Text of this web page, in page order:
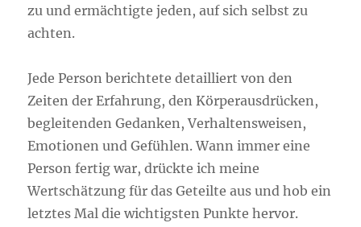
zu und ermächtigte jeden, auf sich selbst zu
achten.
Jede Person berichtete detailliert von den
Zeiten der Erfahrung, den Körperausdrücken,
begleitenden Gedanken, Verhaltensweisen,
Emotionen und Gefühlen. Wann immer eine
Person fertig war, drückte ich meine
Wertschätzung für das Geteilte aus und hob ein
letztes Mal die wichtigsten Punkte hervor.